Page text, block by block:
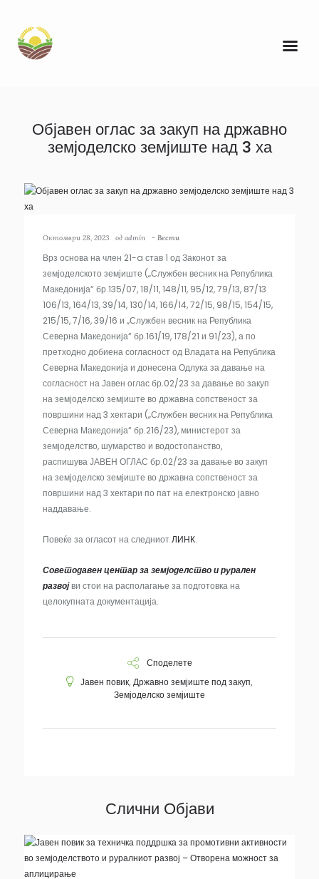
Објавен оглас за закуп на државно
земјоделско земјиште над 3 ха
Октомври 28, 2023 од admin - Вести
Врз основа на член 21-a став 1 од Законот за
земјоделското земјиште („Службен весник на Република
Македонија“ бр.135/07, 18/11, 148/11, 95/12, 79/13, 87/13
106/13, 164/13, 39/14, 130/14, 166/14, 72/15, 98/15, 154/15,
215/15, 7/16, 39/16 и „Службен весник на Република
Северна Македонија“ бр.161/19, 178/21 и 91/23), а по
претходно добиена согласност од Владата на Република
Северна Македонија и донесена Одлука за давање на
согласност на Јавен оглас бр.02/23 за давање во закуп
на земјоделско земјиште во државна сопственост за
површини над 3 хектари („Службен весник на Република
Северна Македонија“ бр.216/23), министерот за
земјоделство, шумарство и водостопанство,
распишува ЈАВЕН ОГЛАС бр.02/23 за давање во закуп
на земјоделско земјиште во државна сопственост за
површини над 3 хектари по пат на електронско јавно
наддавање.
Повеќе за огласот на следниотЛИНК.
Советодавен центар за земјоделство и рурален
развојви стои на располагање за подготовка на
целокупната документација.
Споделете
Јавен повик,Државно земјиште под закуп,
Земјоделско земјиште
Слични Објави